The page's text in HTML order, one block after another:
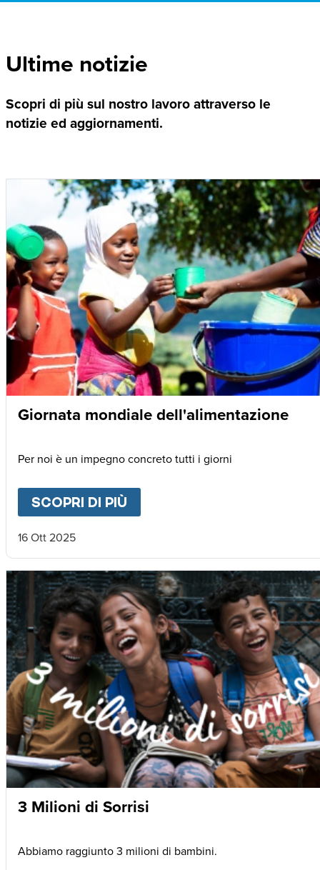
Ultime notizie
Scopri di più sul nostro lavoro attraverso le
notizie ed aggiornamenti.
Giornata mondiale dell'alimentazione
Per noi è un impegno concreto tutti i giorni
SCOPRI DI PIÙ
16 Ott 2025
3 Milioni di Sorrisi
Abbiamo raggiunto 3 milioni di bambini.